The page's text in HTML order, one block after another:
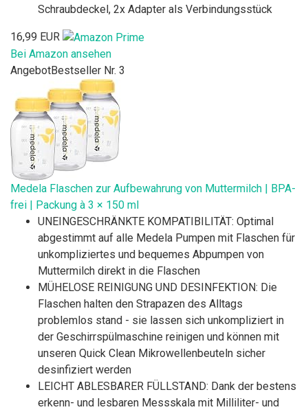
Schraubdeckel, 2x Adapter als Verbindungsstück
16,99 EUR
Bei Amazon ansehen
AngebotBestseller Nr. 3
Medela Flaschen zur Aufbewahrung von Muttermilch | BPA-
frei | Packung à 3 × 150 ml
UNEINGESCHRÄNKTE KOMPATIBILITÄT: Optimal
abgestimmt auf alle Medela Pumpen mit Flaschen für
unkompliziertes und bequemes Abpumpen von
Muttermilch direkt in die Flaschen
MÜHELOSE REINIGUNG UND DESINFEKTION: Die
Flaschen halten den Strapazen des Alltags
problemlos stand - sie lassen sich unkompliziert in
der Geschirrspülmaschine reinigen und können mit
unseren Quick Clean Mikrowellenbeuteln sicher
desinfiziert werden
LEICHT ABLESBARER FÜLLSTAND: Dank der bestens
erkenn- und lesbaren Messskala mit Milliliter- und